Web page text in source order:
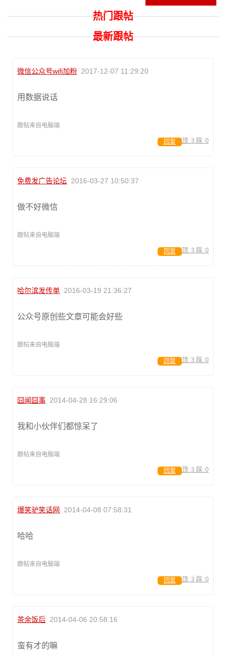
热门跟帖
最新跟帖
微信公众号wifi加粉 2017-12-07 11:29:20
用数据说话
跟帖来自电脑端
顶: 3 踩: 0
回复
免费发广告论坛 2016-03-27 10:50:37
做不好微信
跟帖来自电脑端
顶: 3 踩: 0
回复
哈尔滨发传单 2016-03-19 21:36:27
公众号原创些文章可能会好些
跟帖来自电脑端
顶: 3 踩: 0
回复
囧闻囧事 2014-04-28 16:29:06
我和小伙伴们都惊呆了
跟帖来自电脑端
顶: 3 踩: 0
回复
爆笑驴笑话网 2014-04-08 07:58:31
哈哈
跟帖来自电脑端
顶: 3 踩: 0
回复
茶余饭后 2014-04-06 20:58:16
蛮有才的嘛